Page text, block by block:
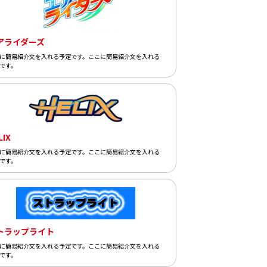
ライダーズ
簡易紹介文を入れる予定です。ここに簡易紹介文を入れる
す。
簡易紹介文を入れる予定です。ここに簡易紹介文を入れる
す。
ラップライト
簡易紹介文を入れる予定です。ここに簡易紹介文を入れる
す。